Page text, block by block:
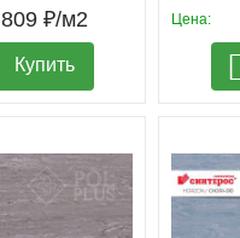
809 ₽/м2
Купить
Цена: